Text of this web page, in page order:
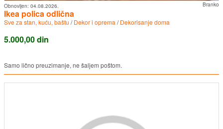
Branko
Obnovljen: 04.08.2026.
Ikea polica odlična
Sve za stan, kuću, baštu /Dekor i oprema /Dekorisanje doma
5.000,00 din
Samo lično preuzimanje, ne šaljem poštom.